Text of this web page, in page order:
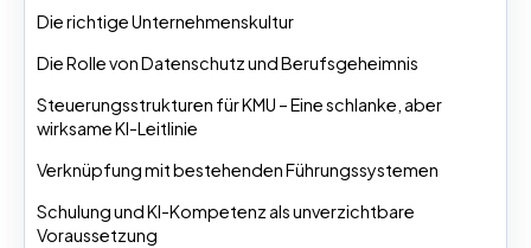
Die richtige Unternehmenskultur
Die Rolle von Datenschutz und Berufsgeheimnis
Steuerungsstrukturen für KMU – Eine schlanke, aber
wirksame KI-Leitlinie
Verknüpfung mit bestehenden Führungssystemen
Schulung und KI-Kompetenz als unverzichtbare
Voraussetzung